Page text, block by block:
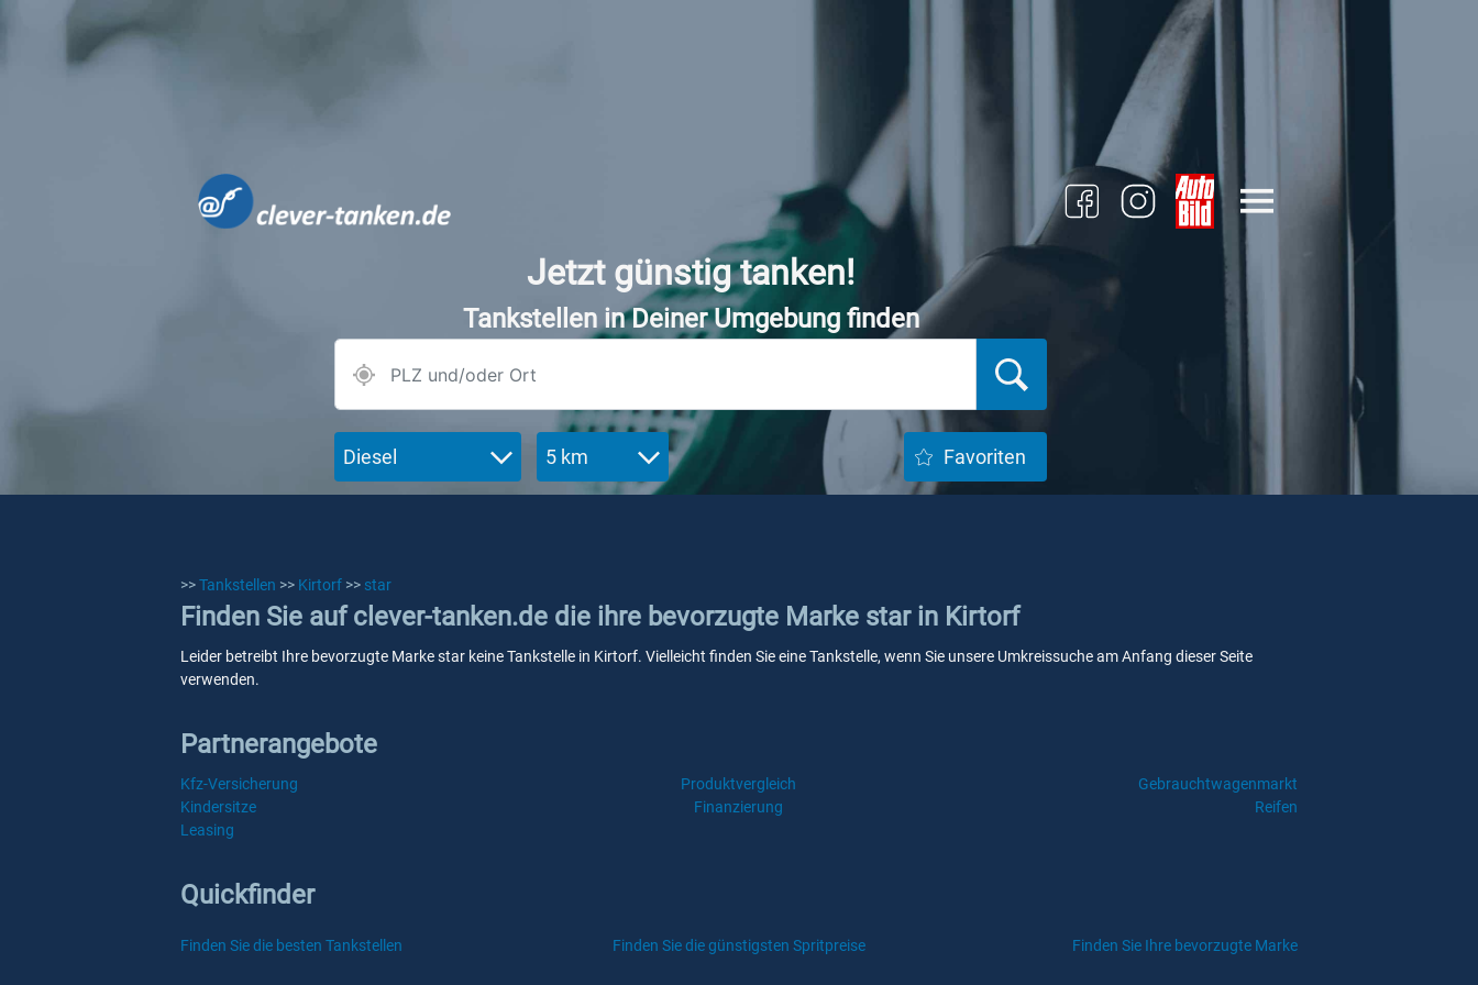
Jetzt günstig tanken!
Tankstellen in Deiner Umgebung finden
Diesel 5 km Favoriten
>>Tankstellen >> Kirtorf >> star
Finden Sie auf clever-tanken.de die ihre bevorzugte Marke star in Kirtorf
Leider betreibt Ihre bevorzugte Marke star keine Tankstelle in Kirtorf. Vielleicht finden Sie eine Tankstelle, wenn Sie unsere Umkreissuche am Anfang dieser Seite
verwenden.
Partnerangebote
Kfz-Versicherung Produktvergleich
Gebrauchtwagenmarkt
Kindersitze
Finanzierung
Reifen
Leasing
Quickfinder
Finden Sie die besten Tankstellen Finden Sie die günstigsten Spritpreise Finden Sie Ihre bevorzugte Marke